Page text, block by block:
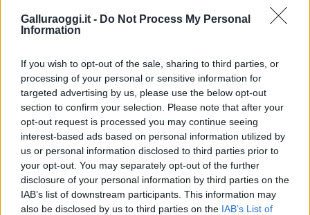
Galluraoggi.it - Do Not Process My Personal
Information
If you wish to opt-out of the sale, sharing to third parties, or
processing of your personal or sensitive information for
targeted advertising by us, please use the below opt-out
section to confirm your selection. Please note that after your
opt-out request is processed you may continue seeing
interest-based ads based on personal information utilized by
us or personal information disclosed to third parties prior to
your opt-out. You may separately opt-out of the further
disclosure of your personal information by third parties on the
IAB’s list of downstream participants. This information may
also be disclosed by us to third parties on the IAB’s List of
amorevole e della terapia del sorriso
diritti”.
Vuoi rimuovere le pubblicità nazionali?
Puoi abbonarti asoli € 1,10 al mese
cliccandoqui
Sei già abbonato?